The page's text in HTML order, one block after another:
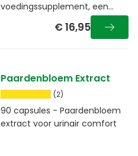
voedingssupplement, een
natuurlijk diureticum
€ 16,95
Paardenbloem Extract
(2)
90 capsules - Paardenbloem
extract voor urinair comfort